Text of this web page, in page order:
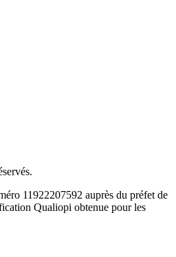
11922207592 auprès du préfet de
Qualiopi obtenue pour les